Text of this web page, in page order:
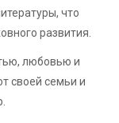
что
развития.
любовью и
своей семьи и